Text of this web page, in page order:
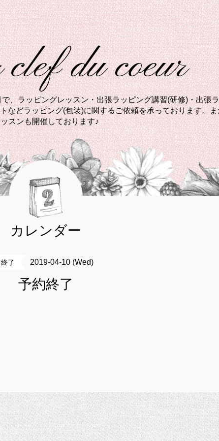
du coeur
、ラッピングレッスン・出張ラッピング講習(研修)・出張
などラッピング(包装)に関するご依頼を承っております。
スンも開催しております♪
カレンダー
終了 2019-04-10 (Wed)
予約終了